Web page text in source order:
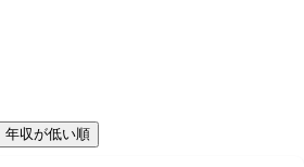
年収が低い順